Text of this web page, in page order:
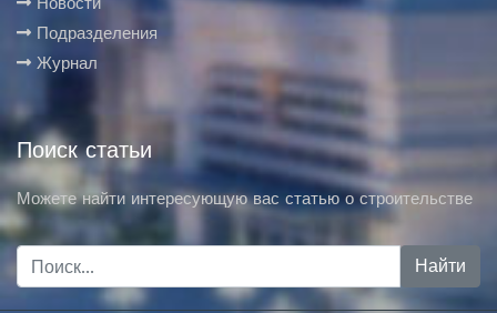
Подразделения
Журнал
Поиск статьи
Можете найти интересующую вас статью о строительстве